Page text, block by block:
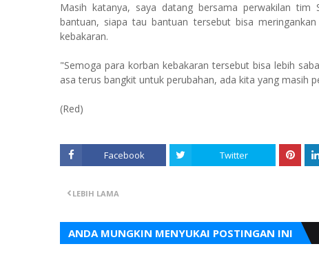
Masih katanya, saya datang bersama perwakilan tim
bantuan, siapa tau bantuan tersebut bisa
kebakaran.
"Semoga para korban kebakaran tersebut bisa lebih
asa terus bangkit untuk perubahan, ada kita yang masih
(Red)
Facebook Twitter
LEBIH LAMA
ANDA MUNGKIN MENYUKAI POSTINGAN INI